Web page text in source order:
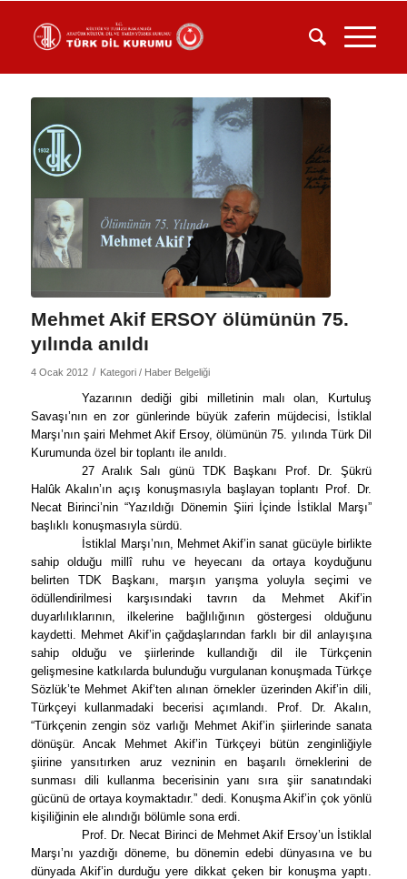
Mehmet Akif ERSOY ölümünün 75.
yılında anıldı
4 Ocak 2012 / Kategori / Haber Belgeliği
Yazarının dediği gibi milletinin malı olan, Kurtuluş
Savaşı’nın en zor günlerinde büyük zaferin müjdecisi, İstiklal
Marşı’nın şairi Mehmet Akif Ersoy, ölümünün 75. yılında Türk Dil
Kurumunda özel bir toplantı ile anıldı.
27 Aralık Salı günü TDK Başkanı Prof. Dr. Şükrü
Halûk Akalın’ın açış konuşmasıyla başlayan toplantı Prof. Dr.
Necat Birinci’nin “Yazıldığı Dönemin Şiiri İçinde İstiklal Marşı”
başlıklı konuşmasıyla sürdü.
İstiklal Marşı’nın, Mehmet Akif’in sanat gücüyle birlikte
sahip olduğu millî ruhu ve heyecanı da ortaya koyduğunu
belirten TDK Başkanı, marşın yarışma yoluyla seçimi ve
ödüllendirilmesi karşısındaki tavrın da Mehmet Akif’in
duyarlılıklarının, ilkelerine bağlılığının göstergesi olduğunu
kaydetti. Mehmet Akif’in çağdaşlarından farklı bir dil anlayışına
sahip olduğu ve şiirlerinde kullandığı dil ile Türkçenin
gelişmesine katkılarda bulunduğu vurgulanan konuşmada Türkçe
Sözlük’te Mehmet Akif’ten alınan örnekler üzerinden Akif’in dili,
Türkçeyi kullanmadaki becerisi açımlandı. Prof. Dr. Akalın,
“Türkçenin zengin söz varlığı Mehmet Akif’in şiirlerinde sanata
dönüşür. Ancak Mehmet Akif’in Türkçeyi bütün zenginliğiyle
şiirine yansıtırken aruz vezninin en başarılı örneklerini de
sunması dili kullanma becerisinin yanı sıra şiir sanatındaki
gücünü de ortaya koymaktadır.” dedi. Konuşma Akif’in çok yönlü
kişiliğinin ele alındığı bölümle sona erdi.
Prof. Dr. Necat Birinci de Mehmet Akif Ersoy’un İstiklal
Marşı’nı yazdığı döneme, bu dönemin edebi dünyasına ve bu
dünyada Akif’in durduğu yere dikkat çeken bir konuşma yaptı.